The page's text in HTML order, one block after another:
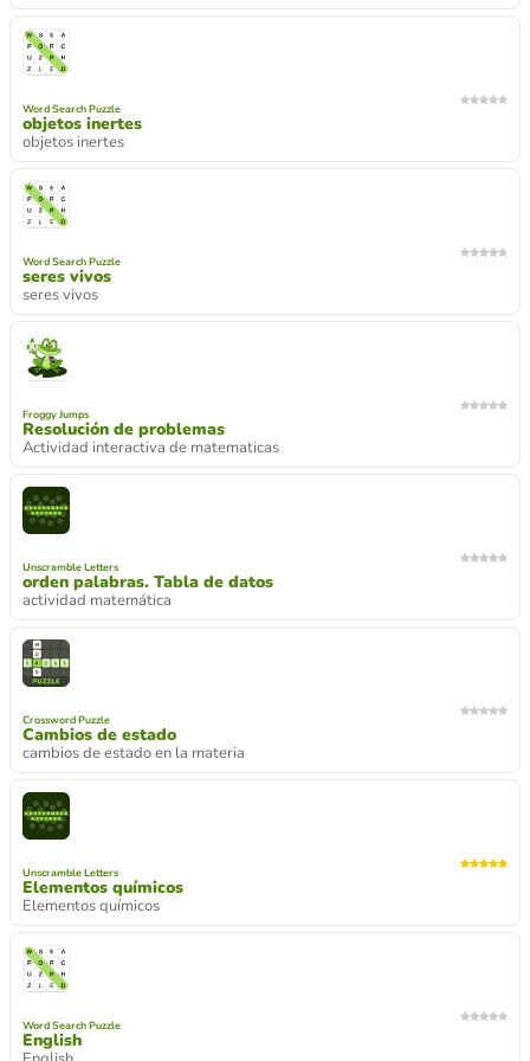
Word Search Puzzle
objetos inertes
objetos inertes
Word Search Puzzle
seres vivos
seres vivos
Froggy Jumps
Resolución de problemas
Actividad interactiva de matematicas
Unscramble Letters
orden palabras. Tabla de datos
actividad matemática
Crossword Puzzle
Cambios de estado
cambios de estado en la materia
Unscramble Letters
Elementos químicos
Elementos químicos
Word Search Puzzle
English